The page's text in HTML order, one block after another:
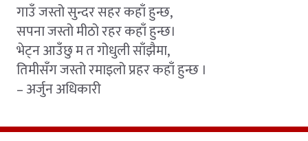
गाउँ जस्तो सुन्दर सहर कहाँ हुन्छ,
सपना जस्तो मीठो रहर कहाँ हुन्छ।
भेट्न आउँछु म त गोधुली साँझैमा,
तिमीसँग जस्तो रमाइलो प्रहर कहाँ हुन्छ ।
– अर्जुन अधिकारी